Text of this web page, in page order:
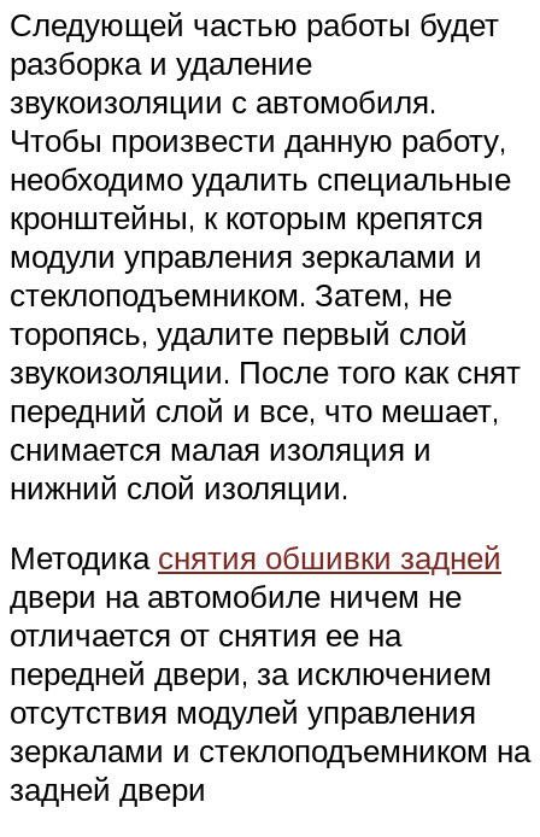
Следующей частью работы будет
разборка и удаление
звукоизоляции с автомобиля.
Чтобы произвести данную работу,
необходимо удалить специальные
кронштейны, к которым крепятся
модули управления зеркалами и
стеклоподъемником. Затем, не
торопясь, удалите первый слой
звукоизоляции. После того как снят
передний слой и все, что мешает,
снимается малая изоляция и
нижний слой изоляции.
Методика снятия обшивки задней
двери на автомобиле ничем не
отличается от снятия ее на
передней двери, за исключением
отсутствия модулей управления
зеркалами и стеклоподъемником на
задней двери